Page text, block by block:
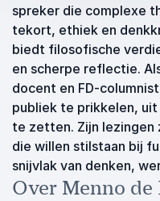
spreker die complexe
tekort, ethiek en
biedt filosofische
en scherpe reflectie.
docent en FD-
publiek te prikkelen,
te zetten. Zijn
die willen stilstaan bij
snijvlak van denken,
Over Menno de